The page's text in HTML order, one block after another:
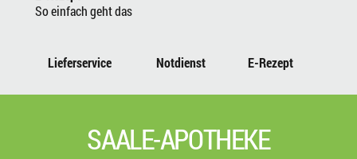
So einfach geht das
Lieferservice Notdienst E-Rezept
SAALE-APOTHEKE